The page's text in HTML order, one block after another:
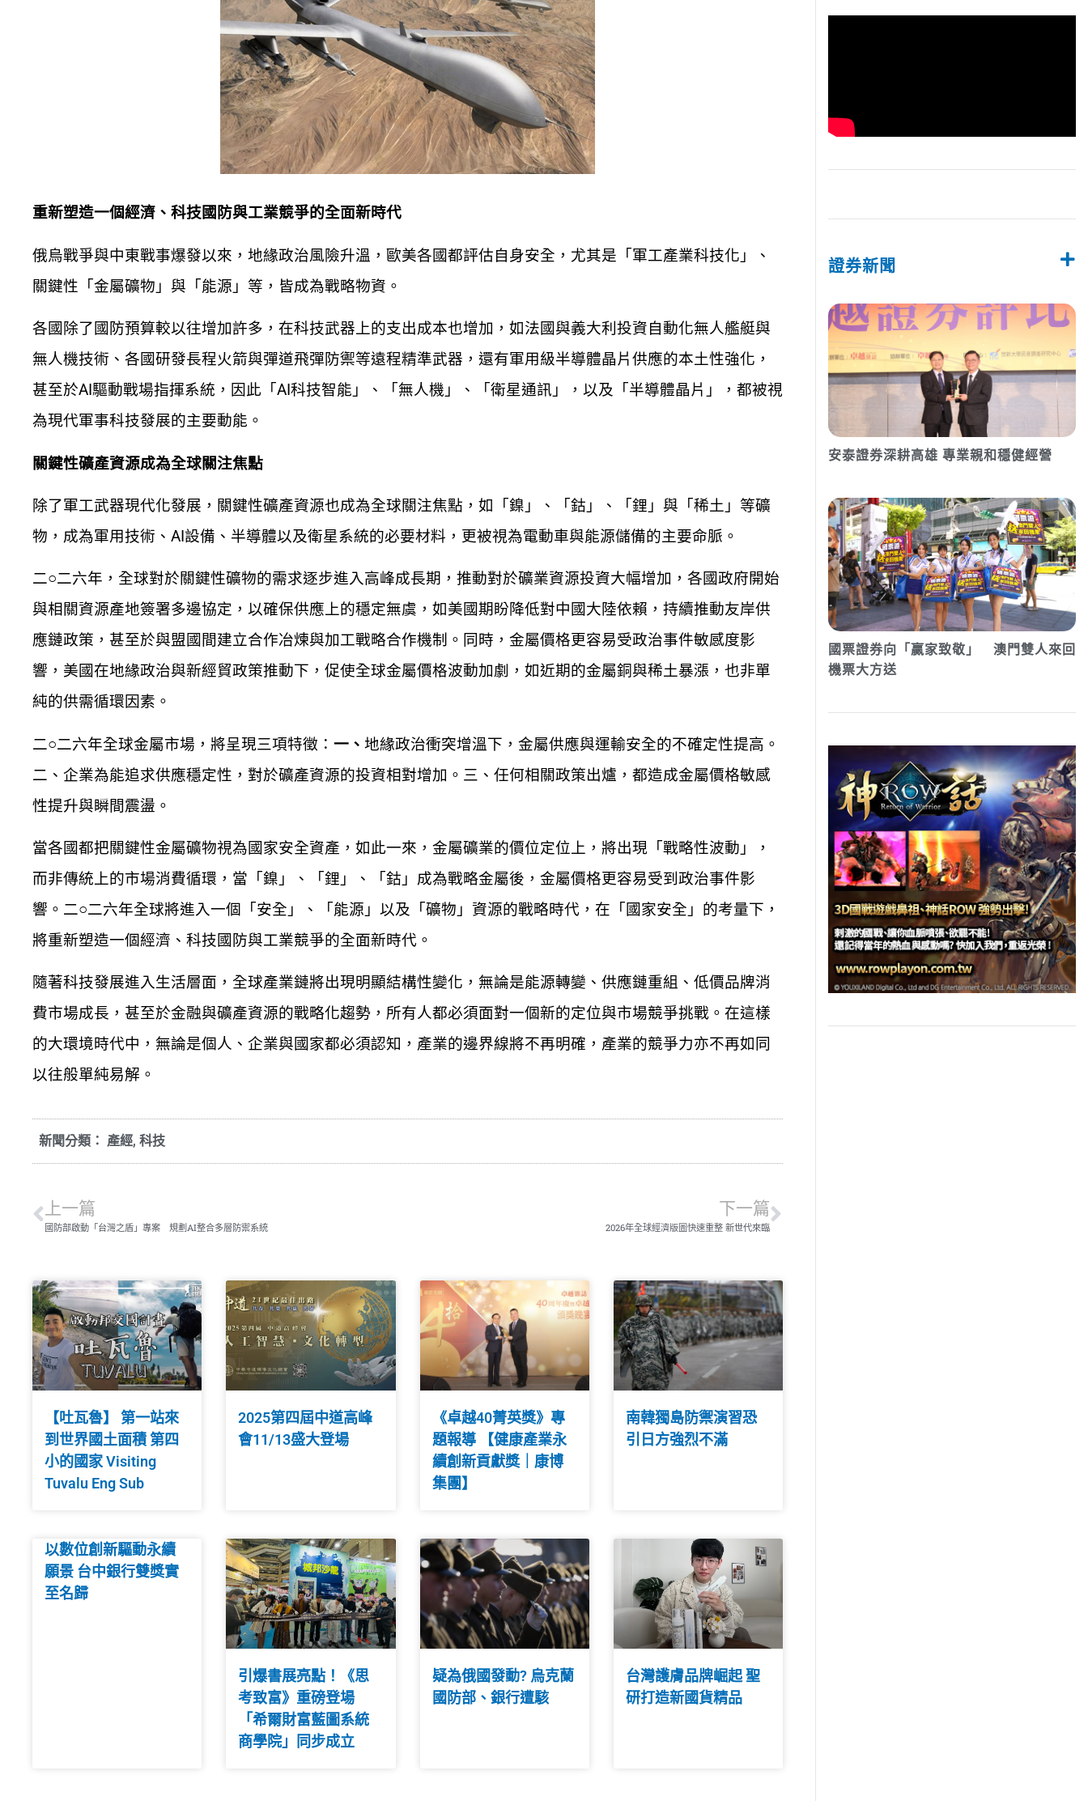
重新塑造一個經濟、科技國防與工業競爭的全面新時代
俄烏戰爭與中東戰事爆發以來，地緣政治風險升溫，歐美各國都評估自身安全，尤其是「軍工產業科技化」、
關鍵性「金屬礦物」與「能源」等，皆成為戰略物資。
各國除了國防預算較以往增加許多，在科技武器上的支出成本也增加，如法國與義大利投資自動化無人艦艇與
無人機技術、各國研發長程火箭與彈道飛彈防禦等遠程精準武器，還有軍用級半導體晶片供應的本土性強化 ，
甚至於AI驅動戰場指揮系統，因此「AI科技智能」、「無人機」、「衛星通訊」，以及「半導體晶片」，都被視
為現代軍事科技發展的主要動能。
關鍵性礦產資源成為全球關注焦點
除了軍工武器現代化發展，關鍵性礦產資源也成為全球關注焦點，如「鎳」、「鈷」、「鋰」與「稀土」等礦
物，成為軍用技術、AI設備、半導體以及衛星系統的必要材料，更被視為電動車與能源儲備的主要命脈。
二○二六年，全球對於關鍵性礦物的需求逐步進入高峰成長期，推動對於礦業資源投資大幅增加，各國政府開始
與相關資源產地簽署多邊協定，以確保供應上的穩定無虞，如美國期盼降低對中國大陸依賴，持續推動友岸供
應鏈政策，甚至於與盟國間建立合作冶煉與加工戰略合作機制。同時，金屬價格更容易受政治事件敏感度影
響，美國在地緣政治與新經貿政策推動下，促使全球金屬價格波動加劇，如近期的金屬銅與稀土暴漲 ， 也非單
純的供需循環因素。
二○二六年全球金屬市場，將呈現三項特徵： 一、 地緣政治衝突增溫下，金屬供應與運輸安全的不確定性提高。
二、企業為能追求供應穩定性，對於礦產資源的投資相對增加。三、任何相關政策出爐 ， 都造成金屬價格敏感
性提升與瞬間震盪。
當各國都把關鍵性金屬礦物視為國家安全資產，如此一來，金屬礦業的價位定位上，將出現「戰略性波動」，
而非傳統上的市場消費循環，當「鎳」、「鋰」、「鈷」成為戰略金屬後，金屬價格更容易受到政治事件影
響。二○二六年全球將進入一個「安全」、「能源」以及「礦物」資源的戰略時代，在「國家安全」的考量下，
將重新塑造一個經濟、科技國防與工業競爭的全面新時代。
隨著科技發展進入生活層面，全球產業鏈將出現明顯結構性變化，無論是能源轉變、供應鏈重組、低價品牌消
費市場成長，甚至於金融與礦產資源的戰略化趨勢，所有人都必須面對一個新的定位與市場競爭挑戰。在這樣
的大環境時代中，無論是個人、企業與國家都必須認知，產業的邊界線將不再明確 ， 產業的競爭力亦不再如同
以往般單純易解。
新聞分類： 產經, 科技
上一篇
國防部啟動「台灣之盾」專案 規劃AI整合多層防禦系統
下一篇
2026年全球經濟版圖快速重整 新世代來臨
【吐瓦魯】 第一站來
到世界國土面積 第四
小的國家 Visiting
Tuvalu Eng Sub
2025第四屆中道高峰
會11/13盛大登場
《卓越40菁英獎》專
題報導 【健康產業永
續創新貢獻獎｜康博
集團】
南韓獨島防禦演習恐
引日方強烈不滿
以數位創新驅動永續
願景 台中銀行雙獎實
至名歸
引爆書展亮點！《思
考致富》重磅登場
「希爾財富藍圖系統
商學院」同步成立
疑為俄國發動? 烏克蘭
國防部、銀行遭駭
台灣護膚品牌崛起 聖
研打造新國貨精品
證券新聞
安泰證券深耕高雄 專業親和穩健經營
國票證券向「贏家致敬」 澳門雙人來回
機票大方送